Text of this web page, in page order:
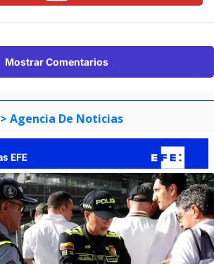
Mostrar Comentarios
> Agencia De Noticias